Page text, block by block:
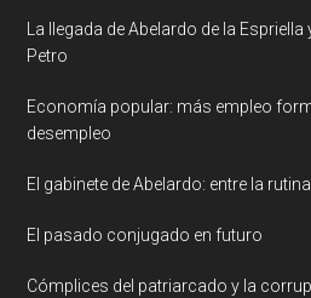
La llegada de Abelardo de la
Petro
Economía popular: más empleo
desempleo
El gabinete de Abelardo: entre la
El pasado conjugado en futuro
Cómplices del patriarcado y la